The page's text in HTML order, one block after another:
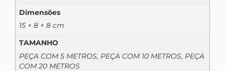
Jardim – Garden – Pássaros – Borboletas –
Bicicletas
Lavanderia
Dimensões
15 × 8 × 8 cm
TAMANHO
PEÇA COM 5 METROS, PEÇA COM 10 METROS, PEÇA
COM 20 METROS